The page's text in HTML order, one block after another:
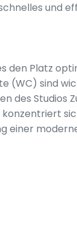
und
den Platz
(WC) sind
des Studios
einer